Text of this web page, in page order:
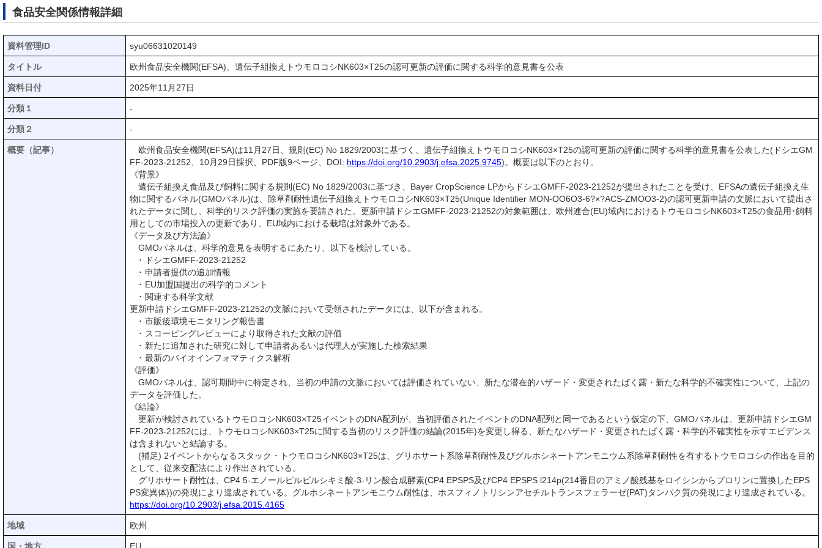
食品安全関係情報詳細
資料管理ID syu06631020149
タイトル 欧州食品安全機関(EFSA)、遺伝子組換えトウモロコシNK603×T25の認可更新の評価に関する科学的意見書を公表
資料日付 2025年11月27日
分類１ -
分類２ -
概要（記事）
欧州食品安全機関(EFSA)は11月27日、規則(EC) No 1829/2003に基づく、遺伝子組換えトウモロコシNK603×T25の認可更新の評価に関する科学的意見書を公表した(ドシエGM
FF-2023-21252、10月29日採択、PDF版9ページ、DOI: https://doi.org/10.2903/j.efsa.2025.9745)。概要は以下のとおり。
《背景》
遺伝子組換え食品及び飼料に関する規則(EC) No 1829/2003に基づき、Bayer CropScience LPからドシエGMFF-2023-21252が提出されたことを受け、EFSAの遺伝子組換え生
物に関するパネル(GMOパネル)は、除草剤耐性遺伝子組換えトウモロコシNK603×T25(Unique Identifier MON-OO6O3-6?×?ACS-ZMOO3-2)の認可更新申請の文脈において提出さ
れたデータに関し、科学的リスク評価の実施を要請された。更新申請ドシエGMFF-2023-21252の対象範囲は、欧州連合(EU)域内におけるトウモロコシNK603×T25の食品用･飼料
用としての市場投入の更新であり、EU域内における栽培は対象外である。
《データ及び方法論》
GMOパネルは、科学的意見を表明するにあたり、以下を検討している。
･ ドシエGMFF-2023-21252
･ 申請者提供の追加情報
･ EU加盟国提出の科学的コメント
･ 関連する科学文献
更新申請ドシエGMFF-2023-21252の文脈において受領されたデータには、以下が含まれる。
･ 市販後環境モニタリング報告書
･ スコーピングレビューにより取得された文献の評価
･ 新たに追加された研究に対して申請者あるいは代理人が実施した検索結果
･ 最新のバイオインフォマティクス解析
《評価》
GMOパネルは、認可期間中に特定され、当初の申請の文脈においては評価されていない、新たな潜在的ハザード・変更されたばく露・新たな科学的不確実性について、上記の
データを評価した。
《結論》
更新が検討されているトウモロコシNK603×T25イベントのDNA配列が、当初評価されたイベントのDNA配列と同一であるという仮定の下、GMOパネルは、更新申請ドシエGM
FF-2023-21252には、トウモロコシNK603×T25に関する当初のリスク評価の結論(2015年)を変更し得る、新たなハザード・変更されたばく露・科学的不確実性を示すエビデンス
は含まれないと結論する。
(補足) 2イベントからなるスタック・トウモロコシNK603×T25は、グリホサート系除草剤耐性及びグルホシネートアンモニウム系除草剤耐性を有するトウモロコシの作出を目的
として、従来交配法により作出されている。
グリホサート耐性は、CP4 5-エノールピルビルシキミ酸-3-リン酸合成酵素(CP4 EPSPS及びCP4 EPSPS l214p(214番目のアミノ酸残基をロイシンからプロリンに置換したEPS
PS変異体))の発現により達成されている。グルホシネートアンモニウム耐性は、ホスフィノトリシンアセチルトランスフェラーゼ(PAT)タンパク質の発現により達成されている。
https://doi.org/10.2903/j.efsa.2015.4165
地域 欧州